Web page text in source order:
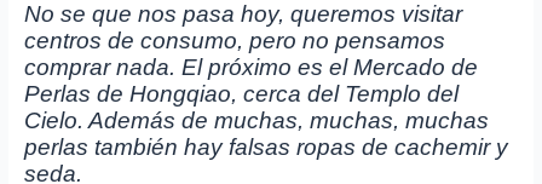
No se que nos pasa hoy, queremos visitar
centros de consumo, pero no pensamos
comprar nada. El próximo es el Mercado de
Perlas de Hongqiao, cerca del Templo del
Cielo. Además de muchas, muchas, muchas
perlas también hay falsas ropas de cachemir y
seda.